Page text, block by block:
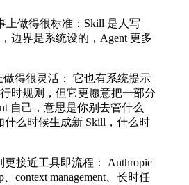
上做得很标准：Skill 是人写
边界是系统设的，Agent 更多
做得很灵活： 它也有系统提示
时规则，但它更愿意把一部分
自己，意思是你别去管什么
什么时候生成新 Skill，什么时
更接近工具即流程： Anthropic
context management、长时任